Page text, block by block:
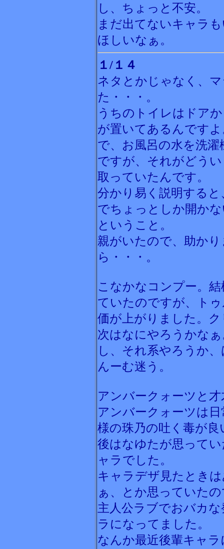
し、ちょっと不安。
まだ出てないキャラ
ほしいなぁ。
１/１４
ネタとかじゃなく、
た・・・。
うちのトイレはドア
が置いてあるんです
で、お風呂の水を洗
ですが、それがどう
取っていたんです。
分かり易く説明する
でちょっとしか開か
ということ。
親がいたので、助か
ら・・・。
こなかなコンプー。
ていたのですが、ト
価が上がりました。
次はなにやろうかな
し、それ系やろうか
んーむ迷う。
アンバークォーツと
アンバークォーツは
様の珠乃の吐く毒が良
後はなゆたが思って
ャラでした。
キャラデザ見たとき
ぁ、とか思っていた
主人公ラブでおバカ
ラになってました。
なんか最近後輩キャ